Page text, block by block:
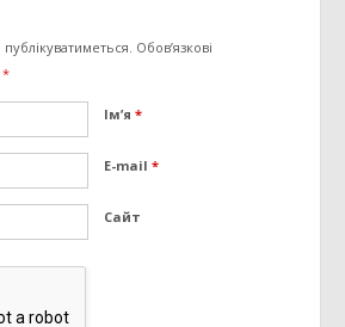
Обов’язкові
*
Ім’я*
E-mail*
Сайт